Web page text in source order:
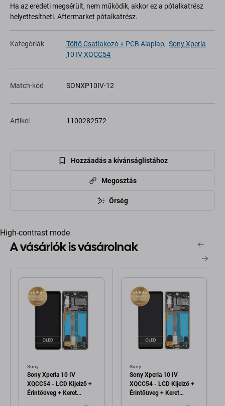
Ha az eredeti megsérült, nem működik, akkor ez a pótalkatrész
helyettesítheti. Aftermarket pótalkatrész.
Kategóriák Töltő Csatlakozó + PCB Alaplap, Sony Xperia
10 IV XQCC54
Match-kód SONXP10IV-12
Artikel 1100282572
Hozzáadás a kívánságlistához
Megosztás
Őrség
High-contrast mode
A vásárlók is vásárolnak
Sony
Sony Xperia 10 IV
XQCC54 - LCD Kijelző +
Érintőüveg + Keret
Sony
Sony Xperia 10 IV
XQCC54 - LCD Kijelző +
Érintőüveg + Keret